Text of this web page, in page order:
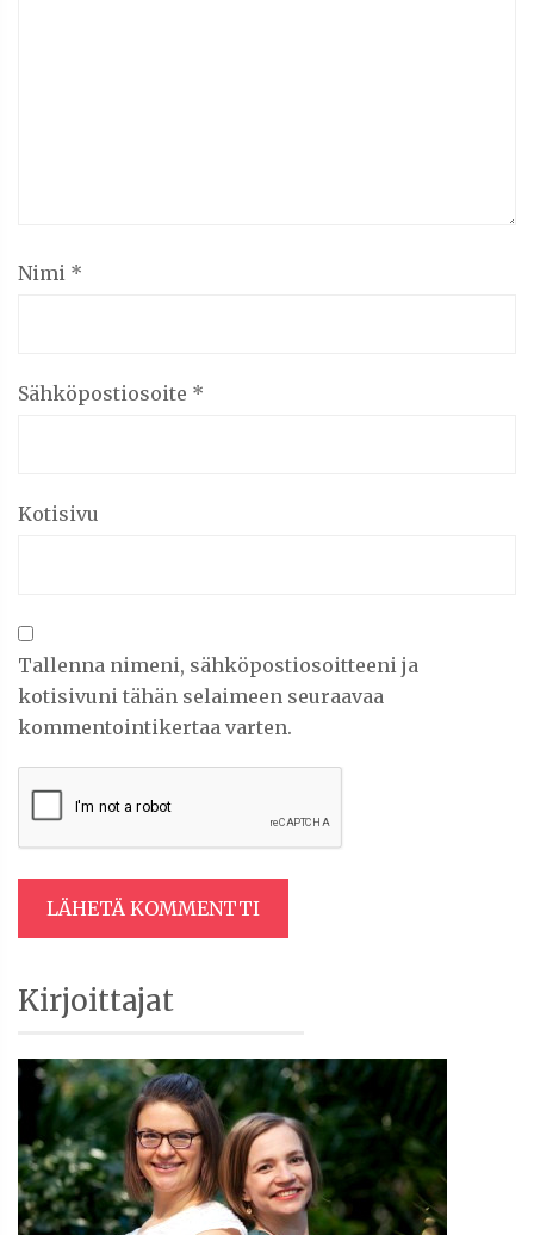
Nimi *
Sähköpostiosoite *
Kotisivu
Tallenna nimeni, sähköpostiosoitteeni ja
kotisivuni tähän selaimeen seuraavaa
kommentointikertaa varten.
Artikkelien
selaus
Sidebar
Kirjoittajat